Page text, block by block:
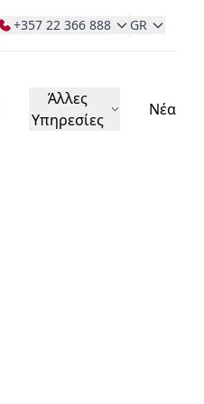
+357 22 366 888 GR
Άλλες
Υπηρεσίες
Νέα